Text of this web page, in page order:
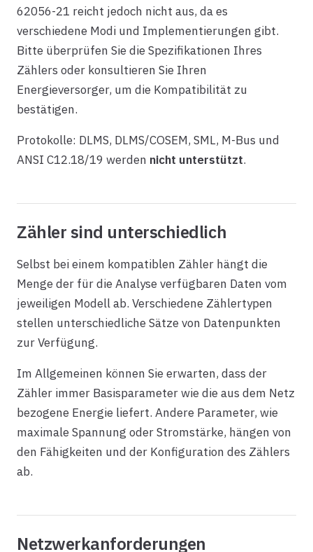
62056-21 reicht jedoch nicht aus, da es
verschiedene Modi und Implementierungen gibt.
Bitte überprüfen Sie die Spezifikationen Ihres
Zählers oder konsultieren Sie Ihren
Energieversorger, um die Kompatibilität zu
bestätigen.
Protokolle: DLMS, DLMS/COSEM, SML, M-Bus und
ANSI C12.18/19 werden nicht unterstützt.
Zähler sind unterschiedlich
Selbst bei einem kompatiblen Zähler hängt die
Menge der für die Analyse verfügbaren Daten vom
jeweiligen Modell ab. Verschiedene Zählertypen
stellen unterschiedliche Sätze von Datenpunkten
zur Verfügung.
Im Allgemeinen können Sie erwarten, dass der
Zähler immer Basisparameter wie die aus dem Netz
bezogene Energie liefert. Andere Parameter, wie
maximale Spannung oder Stromstärke, hängen von
den Fähigkeiten und der Konfiguration des Zählers
ab.
Netzwerkanforderungen